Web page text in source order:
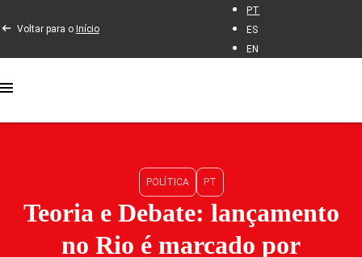
Voltar para o Início
PT
ES
EN
POLÍTICA PT
Teoria e Debate: lançamento
no Rio é marcado por